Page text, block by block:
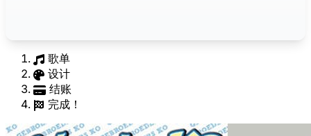
歌单
设计
结账
完成！